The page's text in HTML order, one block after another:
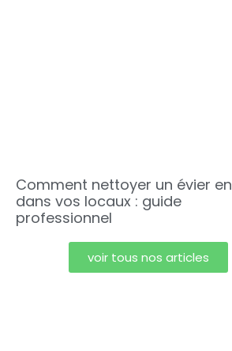
Comment nettoyer un évier
dans vos locaux : guide
professionnel
voir tous nos articles